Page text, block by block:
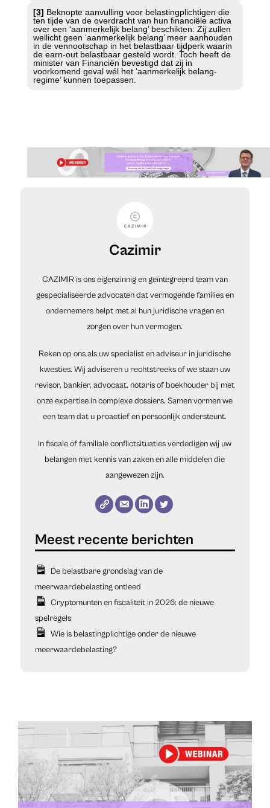
[3] Beknopte aanvulling voor belastingplichtigen die
ten tijde van de overdracht van hun financiële activa
over een ‘aanmerkelijk belang’ beschikten: Zij zullen
wellicht geen ‘aanmerkelijk belang’ meer aanhouden
in de vennootschap in het belastbaar tijdperk waarin
de earn-out belastbaar gesteld wordt. Toch heeft de
minister van Financiën bevestigd dat zij in
voorkomend geval wél het ‘aanmerkelijk belang-
regime’ kunnen toepassen.
Cazimir
CAZIMIR is ons eigenzinnig en geïntegreerd team van
gespecialiseerde advocaten dat vermogende families en
ondernemers helpt met al hun juridische vragen en
zorgen over hun vermogen.
Reken op ons als uw specialist en adviseur in juridische
kwesties. Wij adviseren u rechtstreeks of we staan uw
revisor, bankier, advocaat, notaris of boekhouder bij met
onze expertise in complexe dossiers. Samen vormen we
een team dat u proactief en persoonlijk ondersteunt.
In fiscale of familiale conflictsituaties verdedigen wij uw
belangen met kennis van zaken en alle middelen die
aangewezen zijn.
De belastbare grondslag van de
meerwaardebelasting ontleed
Cryptomunten en fiscaliteit in 2026: de nieuwe
spelregels
Wie is belastingplichtige onder de nieuwe
meerwaardebelasting?